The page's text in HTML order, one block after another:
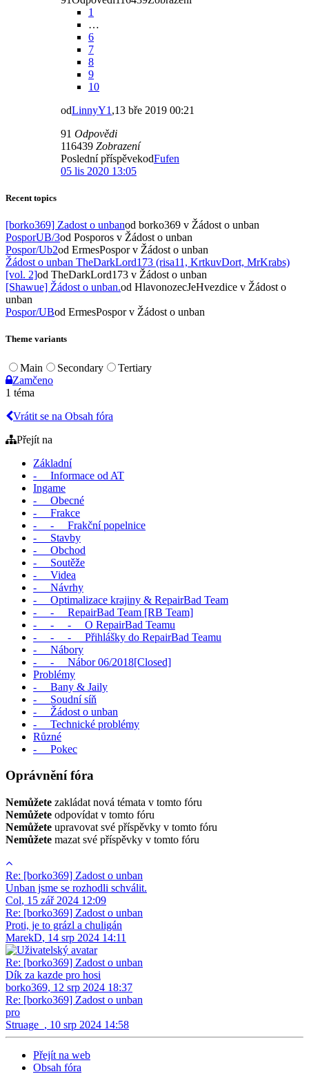
1
…
6
7
8
9
10
odLinnyY1 ,13 bře 2019 00:21
91 Odpovědi
116439 Zobrazení
Poslední příspěvekodFufen
05 lis 2020 13:05
Recent topics
[borko369] Zadost o unbanod borko369 v Žádost o unban
PosporUB/3od Posporos v Žádost o unban
Pospor/Ub2od ErmesPosporv Žádost o unban
Žádost o unban TheDarkLord173 (risa11, KrtkuvDort, MrKrabs)
[vol. 2]od TheDarkLord173 v Žádost o unban
[Shawue] Žádost o unban.od HlavonozecJeHvezdice v Žádost o
unban
Pospor/UBod ErmesPosporv Žádost o unban
Theme variants
Main Secondary
Tertiary
Zamčeno
1 téma
Vrátit se na Obsah fóra
Přejít na
Základní
- Informace od AT
Ingame
- Obecné
- Frakce
- - Frakční popelnice
- Stavby
- Obchod
- Soutěže
- Videa
- Návrhy
- Optimalizace krajiny & RepairBad Team
- - RepairBad Team [RB Team]
- - - O RepairBad Teamu
- - - Přihlášky do RepairBad Teamu
- Nábory
- - Nábor 06/2018[Closed]
Problémy
- Bany & Jaily
- Soudní síň
- Žádost o unban
- Technické problémy
Různé
- Pokec
Oprávnění fóra
Nemůžete zakládat nová témata v tomto fóru
Nemůžete odpovídat v tomto fóru
Nemůžete upravovat své příspěvky v tomto fóru
Nemůžete mazat své příspěvky v tomto fóru
Re: [borko369] Zadost o unban
Unban jsme se rozhodli schválit.
Col, 15 zář 2024 12:09
Re: [borko369] Zadost o unban
Proti, je to grázl a chuligán
MarekD, 14 srp 2024 14:11
Re: [borko369] Zadost o unban
Dík za kazde pro hosi
borko369, 12 srp 2024 18:37
Re: [borko369] Zadost o unban
pro
Struage_ , 10 srp 2024 14:58
Přejít na web
Obsah fóra